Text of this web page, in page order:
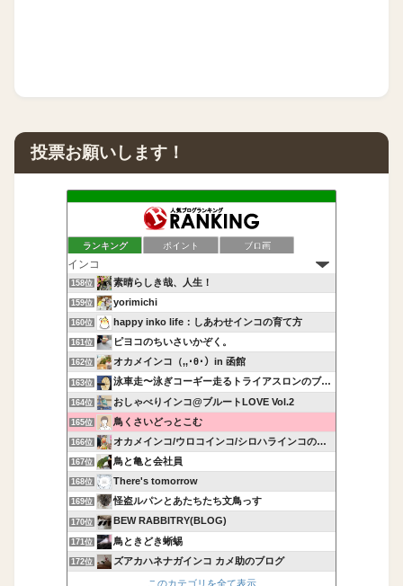
投票お願いします！
ランキング ポイント ブロ画
158位 素晴らしき哉、人生！
159位 yorimichi
160位 happy inko life：しあわせインコの育て方
161位 ピヨコのちいさいかぞく。
162位 オカメインコ（,,･θ･）in 函館
163位 泳車走〜泳ぎコーギー走るトライアスロンのブログ〜
164位 おしゃべりインコ@ブルートLOVE Vol.2
165位 鳥くさいどっとこむ
166位 オカメインコ/ウロコインコ/シロハラインコの飼育記録
167位 鳥と亀と会社員
168位 There's tomorrow
169位 怪盗ルパンとあたちたち文鳥っす
170位 BEW RABBITRY(BLOG)
171位 鳥ときどき蜥蜴
172位 ズアカハネナガインコ カメ助のブログ
このカテゴリを全て表示